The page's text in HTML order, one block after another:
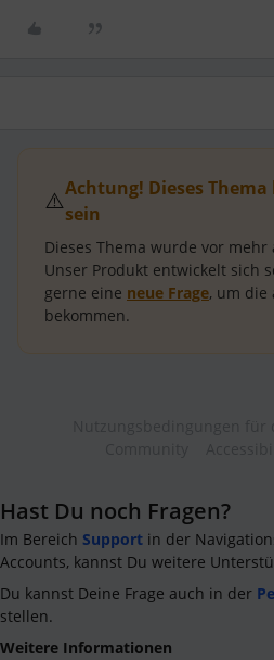
⚠️Achtung! Dieses
sein
Dieses Thema wurde vor mehr
Unser Produkt entwickelt sich
gerne eine neue Frage, um die
bekommen.
Hast Du noch Fragen?
Im Bereich Support in der
Accounts, kannst Du weitere
Du kannst Deine Frage auch in der
stellen.
Weitere Informationen